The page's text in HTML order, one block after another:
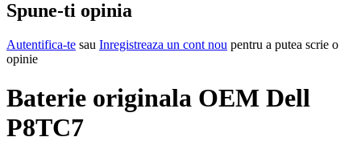
Spune-ti opinia
Autentifica-te sau Inregistreaza un cont nou pentru a putea scrie o
opinie
Baterie originala OEM Dell
P8TC7